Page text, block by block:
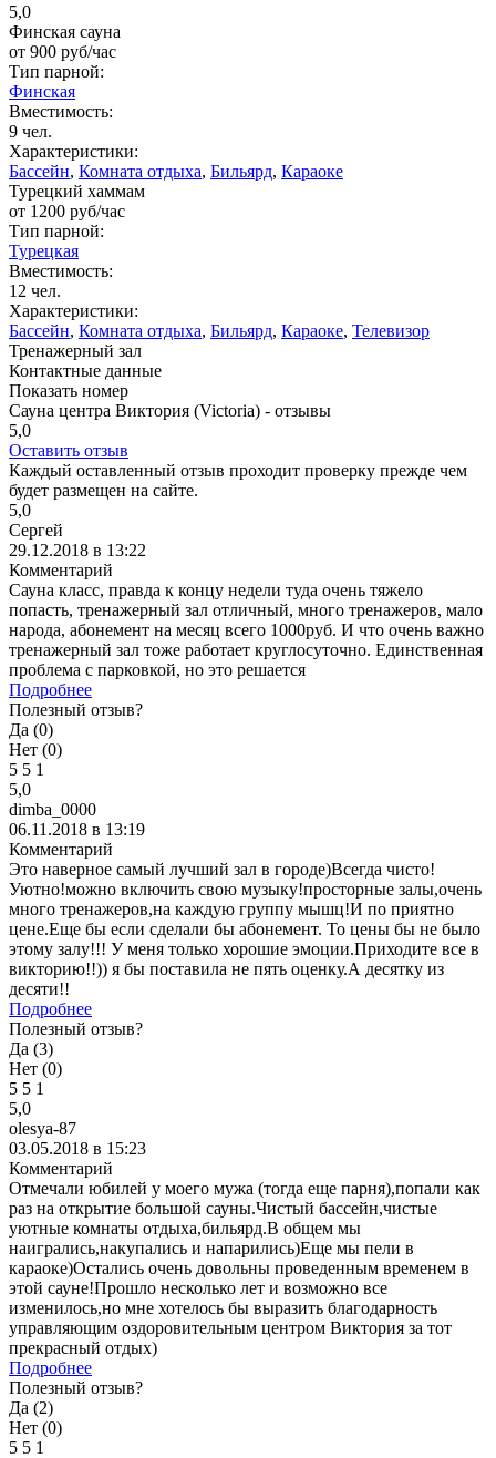
5,0
Финская сауна
от 900 руб/час
Тип парной:
Финская
Вместимость:
9 чел.
Характеристики:
Бассейн, Комната отдыха, Бильярд, Караоке
Турецкий хаммам
от 1200 руб/час
Тип парной:
Турецкая
Вместимость:
12 чел.
Характеристики:
Бассейн, Комната отдыха, Бильярд, Караоке, Телевизор
Тренажерный зал
Контактные данные
Показать номер
Сауна центра Виктория (Victoria) - отзывы
5,0
Оставить отзыв
Каждый оставленный отзыв проходит проверку прежде чем
будет размещен на сайте.
5,0
Сергей
29.12.2018 в 13:22
Комментарий
Сауна класс, правда к концу недели туда очень тяжело
попасть, тренажерный зал отличный, много тренажеров, мало
народа, абонемент на месяц всего 1000руб. И что очень важно
тренажерный зал тоже работает круглосуточно. Единственная
проблема с парковкой, но это решается
Подробнее
Полезный отзыв?
Да (0)
Нет (0)
5 5 1
5,0
dimba_0000
06.11.2018 в 13:19
Комментарий
Это наверное самый лучший зал в городе)Всегда чисто!
Уютно!можно включить свою музыку!просторные залы,очень
много тренажеров,на каждую группу мышц!И по приятно
цене.Еще бы если сделали бы абонемент. То цены бы не было
этому залу!!! У меня только хорошие эмоции.Приходите все в
викторию!!)) я бы поставила не пять оценку.А десятку из
десяти!!
Подробнее
Полезный отзыв?
Да (3)
Нет (0)
5 5 1
5,0
olesya-87
03.05.2018 в 15:23
Комментарий
Отмечали юбилей у моего мужа (тогда еще парня),попали как
раз на открытие большой сауны.Чистый бассейн,чистые
уютные комнаты отдыха,бильярд.В общем мы
наигрались,накупались и напарились)Еще мы пели в
караоке)Остались очень довольны проведенным временем в
этой сауне!Прошло несколько лет и возможно все
изменилось,но мне хотелось бы выразить благодарность
управляющим оздоровительным центром Виктория за тот
прекрасный отдых)
Подробнее
Полезный отзыв?
Да (2)
Нет (0)
5 5 1